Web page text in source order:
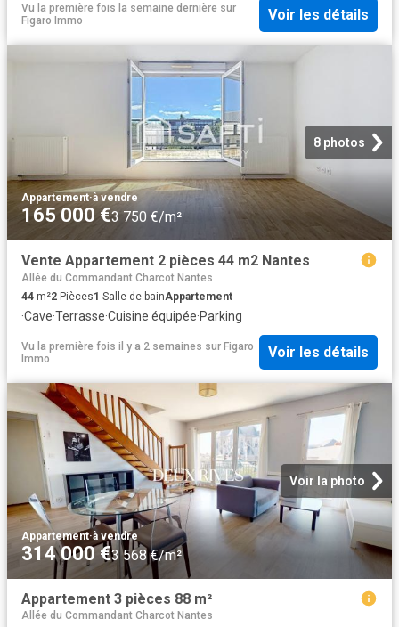
Vu la première fois la semaine dernière sur
Figaro Immo
Voir les détails
8 photos
Appartement·à vendre
165 000 €3 750 €/m²
Vente Appartement 2 pièces 44 m2 Nantes
Allée du Commandant Charcot Nantes
44 m²2 Pièces1 Salle de bainAppartement
·Cave·Terrasse·Cuisine équipée·Parking
Vu la première fois il y a 2 semaines sur Figaro
Immo
Voir les détails
Voir la photo
Appartement·à vendre
314 000 €3 568 €/m²
Appartement 3 pièces 88 m²
Allée du Commandant Charcot Nantes